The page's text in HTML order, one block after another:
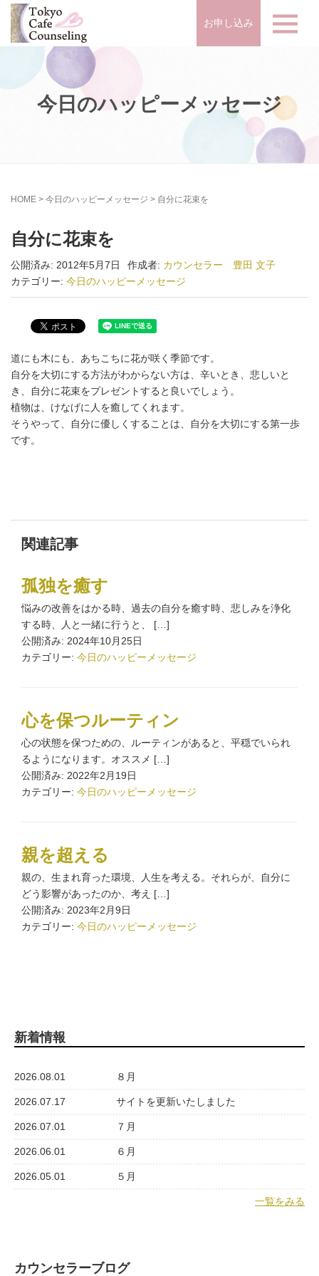
お申し込み
今日のハッピーメッセージ
HOME > 今日のハッピーメッセージ > 自分に花束を
自分に花束を
公開済み: 2012年5月7日 作成者: カウンセラー 豊田 文子
カテゴリー: 今日のハッピーメッセージ
道にも木にも、あちこちに花が咲く季節です。
自分を大切にする方法がわからない方は、辛いとき、悲しいと
き、自分に花束をプレゼントすると良いでしょう。
植物は、けなげに人を癒してくれます。
そうやって、自分に優しくすることは、自分を大切にする第一歩
です。
関連記事
孤独を癒す
悩みの改善をはかる時、過去の自分を癒す時、悲しみを浄化
する時、人と一緒に行うと、 […]
公開済み: 2024年10月25日
カテゴリー: 今日のハッピーメッセージ
心を保つルーティン
心の状態を保つための、ルーティンがあると、平穏でいられ
るようになります。オススメ […]
公開済み: 2022年2月19日
カテゴリー: 今日のハッピーメッセージ
親を超える
親の、生まれ育った環境、人生を考える。それらが、自分に
どう影響があったのか、考え […]
公開済み: 2023年2月9日
カテゴリー: 今日のハッピーメッセージ
新着情報
2026.08.01 ８月
2026.07.17 サイトを更新いたしました
2026.07.01 ７月
2026.06.01 ６月
2026.05.01 ５月
一覧をみる
カウンセラーブログ